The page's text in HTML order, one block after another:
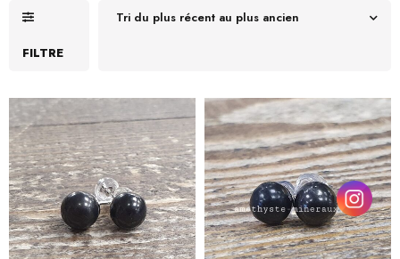
FILTRE
Tri du plus récent au plus ancien